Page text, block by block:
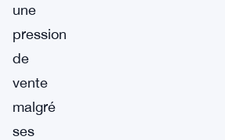
une
pression
de
vente
malgré
ses